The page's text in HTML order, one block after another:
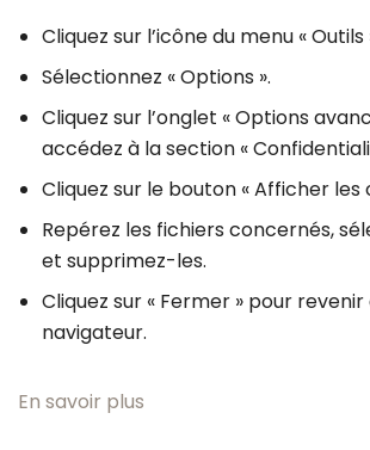
Cliquez sur l’icône du menu « Outils
Sélectionnez « Options ».
Cliquez sur l’onglet « Options
accédez à la section «
Cliquez sur le bouton « Afficher les
Repérez les fichiers concernés,
et supprimez-les.
Cliquez sur « Fermer » pour
navigateur.
En savoir plus